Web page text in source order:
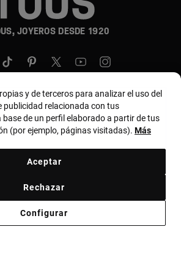
JOYEROS DESDE 1920
United States Of America / US
Dollar
Bases MYTOUS
y de terceros para analizar el uso del
publicidad relacionada con tus
base de un perfil elaborado a partir de tus
(por ejemplo, páginas visitadas). Más
Configurar
Rechazar
Aceptar